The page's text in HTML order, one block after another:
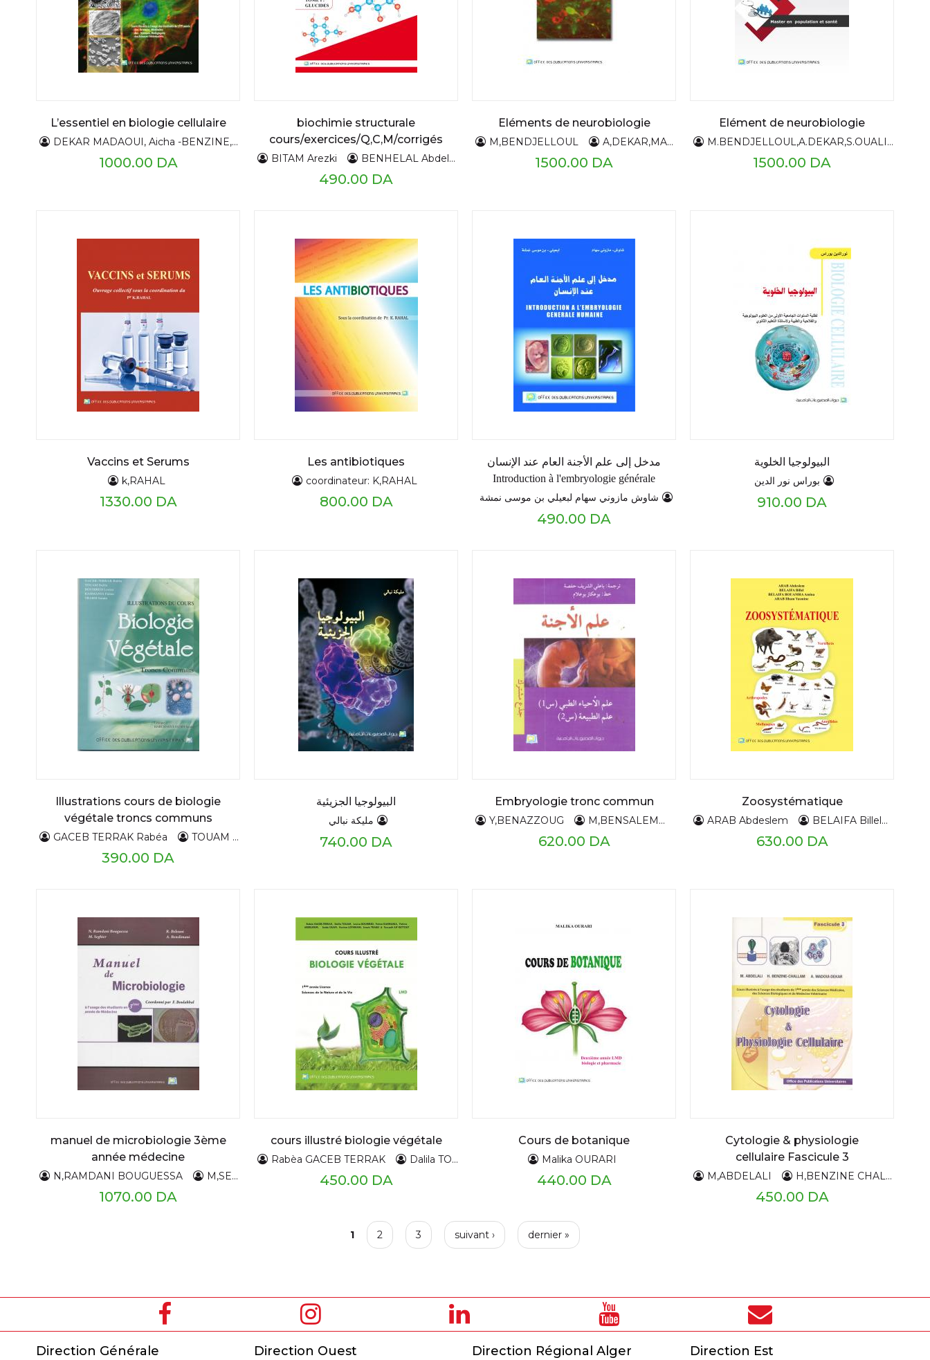
L’essentiel en biologie cellulaire
DEKAR MADAOUI, Aicha -BENZINE, CHALLAM Hacina
1000.00 DA
biochimie structurale
cours/exercices/Q,C,M/corrigés
T1 glucides
BITAM Arezki BENHELAL Abdelkrim
490.00 DA
Eléments de neurobiologie
M,BENDJELLOUL A,DEKAR,MADOUI S,OUALI,HASSENAOUI
1500.00 DA
Elément de neurobiologie
M.BENDJELLOUL,A.DEKAR,S.OUALI,HASSENAOUI,O.SAADI BRENKIA
1500.00 DA
Vaccins et Serums
k,RAHAL
1330.00 DA
Les antibiotiques
coordinateur: K,RAHAL
800.00 DA
مدخل إلى علم الأجنة العام عند الإنسان
Introduction à l'embryologie générale
humaine
شاوش مازوني سهام لبعيلي بن موسى نمشة
490.00 DA
البيولوجيا الخلوية
بوراس نور الدين
910.00 DA
Illustrations cours de biologie
végétale troncs communs
GACEB TERRAK Rabéa TOUAM Dalila BOUHIRED Louiza TRABSI Smain
390.00 DA
البيولوجيا الجزيئية
مليكة نبالي
740.00 DA
Embryologie tronc commun
Y,BENAZZOUG M,BENSALEM P,BERNADO T,GERNIGON
620.00 DA
Zoosystématique
ARAB Abdeslem BELAIFA Billel
630.00 DA
manuel de microbiologie 3ème
année médecine
N,RAMDANI BOUGUESSA M,SEGHIER R,BELOUNI A,BENSLIMANI
1070.00 DA
cours illustré biologie végétale
Rabèa GACEB TERRAK Dalila TOUAM Louiza BOUHIRED Fatima ABDELKRIM
450.00 DA
Cours de botanique
Malika OURARI
440.00 DA
Cytologie & physiologie
cellulaire Fascicule 3
M,ABDELALI H,BENZINE CHALLAM
450.00 DA
g
1 2 3 suivant › dernier »
Direction Générale Direction Ouest Direction Régional Alger Direction Est